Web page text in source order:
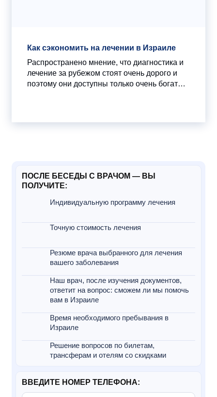
Как сэкономить на лечении в Израиле
Распространено мнение, что диагностика и
лечение за рубежом стоят очень дорого и
поэтому они доступны только очень богатым
ВВЕДИТЕ НОМЕР ТЕЛЕФОНА:
ПОСЛЕ БЕСЕДЫ С ВРАЧОМ — ВЫ
ПОЛУЧИТЕ:
Индивидуальную программу лечения
Точную стоимость лечения
Резюме врача выбранного для лечения
вашего заболевания
Наш врач, после изучения документов,
ответит на вопрос: сможем ли мы помочь
вам в Израиле
Время необходимого пребывания в
Израиле
Решение вопросов по билетам,
трансферам и отелям со скидками